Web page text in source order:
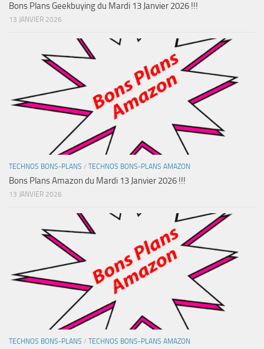
Bons Plans Geekbuying du Mardi 13 Janvier 2026 !!!
13 JANVIER 2026
TECHNOS BONS-PLANS / TECHNOS BONS-PLANS AMAZON
Bons Plans Amazon du Mardi 13 Janvier 2026 !!!
13 JANVIER 2026
TECHNOS BONS-PLANS / TECHNOS BONS-PLANS AMAZON